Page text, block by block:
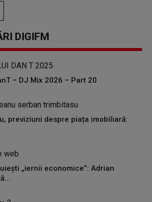
DIGIFM
– DJ Mix 2026 – Part 20
previziuni despre piața imobiliară:
„iernii economice”: Adrian